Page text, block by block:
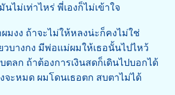
ไม่เท่าไหร่ พี่เองก็ไม่เข้าใจ
ผมงง ถ้าจะไม่ให้หลงน่ะก็คงไม่ใช่
บางกง มีพ่อเเม่ผมให้เธอนั้นไปไหว้
ตลก ถ้าต้องการเงินสดก็เดินไปบอกได้
รงจะหมด ผมโดนเธอตก สบตาไม่ได้